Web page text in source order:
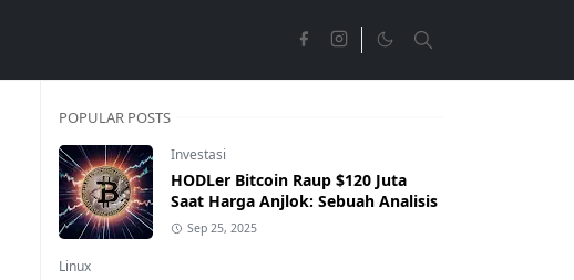
POPULAR POSTS
Investasi
HODLer Bitcoin Raup $120 Juta
Saat Harga Anjlok: Sebuah Analisis
Sep 25, 2025
Linux